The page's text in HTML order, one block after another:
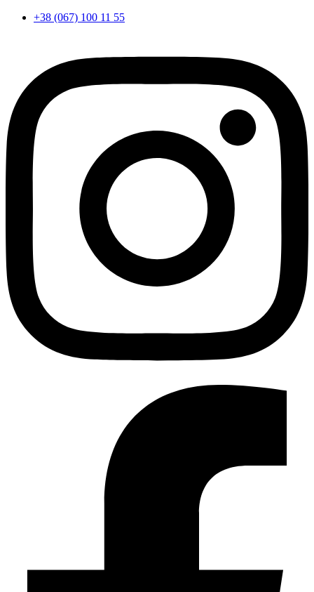
+38 (067) 100 11 55